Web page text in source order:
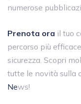
numerose
Prenota ora il tuo
percorso più
sicurezza. Scopri
tutte le novità sulla
News!